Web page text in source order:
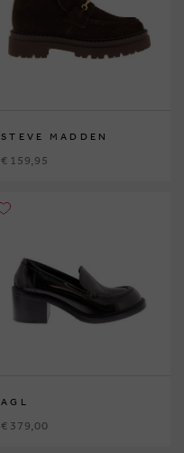
STEVE MADDEN
€ 159,95
AGL
€ 379,00